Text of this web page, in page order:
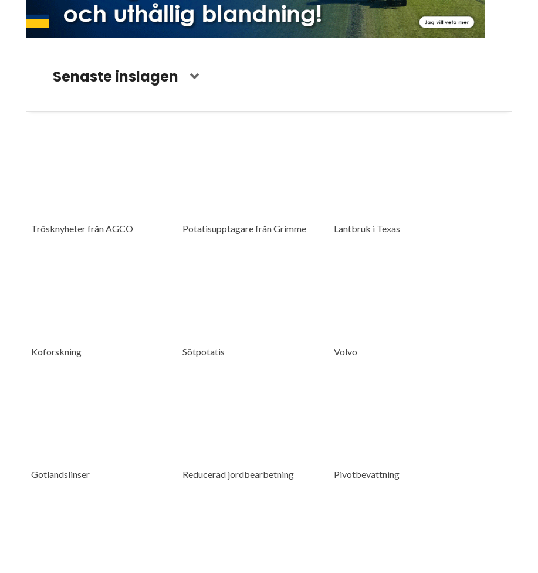
Senaste inslagen
Trösknyheter från AGCO Potatisupptagare från Grimme Lantbruk i Texas
Koforskning Sötpotatis Volvo
Gotlandslinser Reducerad jordbearbetning Pivotbevattning